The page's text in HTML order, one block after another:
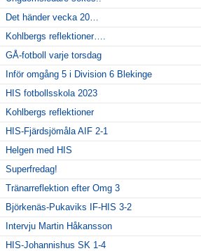
Det händer vecka 20…
Kohlbergs reflektioner….
GÅ-fotboll varje torsdag
Inför omgång 5 i Division 6 Blekinge
HIS fotbollsskola 2023
Kohlbergs reflektioner
HIS-Fjärdsjömåla AIF 2-1
Helgen med HIS
Superfredag!
Tränarreflektion efter Omg 3
Björkenäs-Pukaviks IF-HIS 3-2
Intervju Martin Håkansson
HIS-Johannishus SK 1-4